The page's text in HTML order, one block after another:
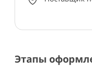
Этапы